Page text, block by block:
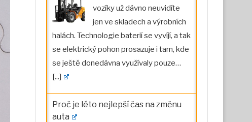
vozíky už dávno neuvidíte
jen ve skladech a výrobních
halách. Technologie baterií se vyvíjí, a tak
se elektrický pohon prosazuje i tam, kde
se ještě donedávna využívaly pouze…
[...]
Proč je léto nejlepší čas na změnu
auta